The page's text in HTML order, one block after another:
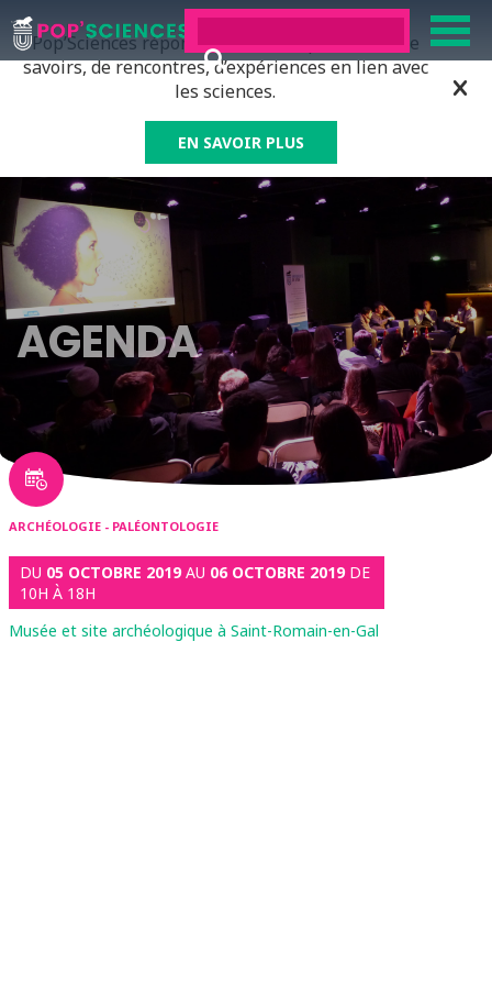
Pop’Sciences répond à tous ceux qui ont soif de
savoirs, de rencontres, d’expériences en lien avec
les sciences.
EN SAVOIR PLUS
AGENDA
ARCHÉOLOGIE - PALÉONTOLOGIE
DU 05 OCTOBRE 2019AU 06 OCTOBRE 2019 DE
10H À 18H
Musée et site archéologique à Saint-Romain-en-Gal